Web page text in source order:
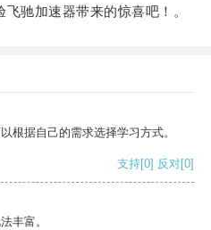
驰加速器带来的惊喜吧！。
根据自己的需求选择学习方式。
支持[0] 反对[0]
丰富。